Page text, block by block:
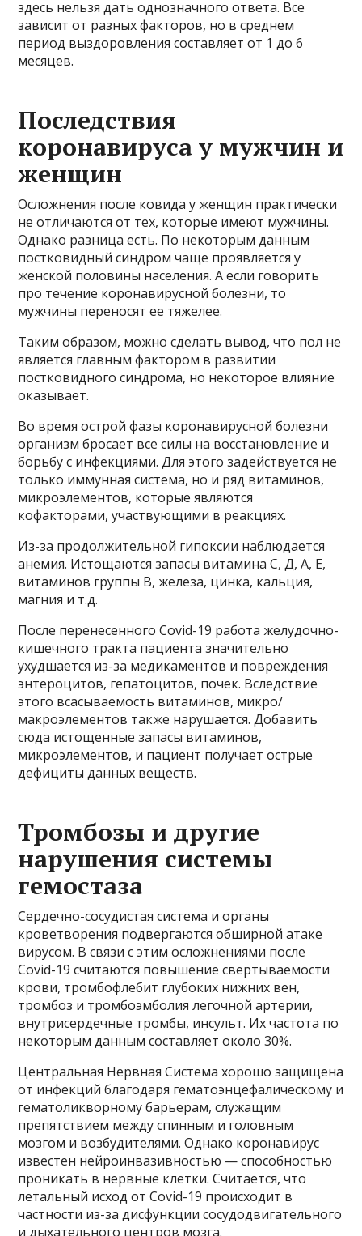
здесь нельзя дать однозначного ответа. Все
зависит от разных факторов, но в среднем
период выздоровления составляет от 1 до 6
месяцев.
Последствия
коронавируса у мужчин и
женщин
Осложнения после ковида у женщин практически
не отличаются от тех, которые имеют мужчины.
Однако разница есть. По некоторым данным
постковидный синдром чаще проявляется у
женской половины населения. А если говорить
про течение коронавирусной болезни, то
мужчины переносят ее тяжелее.
Таким образом, можно сделать вывод, что пол не
является главным фактором в развитии
постковидного синдрома, но некоторое влияние
оказывает.
Во время острой фазы коронавирусной болезни
организм бросает все силы на восстановление и
борьбу с инфекциями. Для этого задействуется не
только иммунная система, но и ряд витаминов,
микроэлементов, которые являются
кофакторами, участвующими в реакциях.
Из-за продолжительной гипоксии наблюдается
анемия. Истощаются запасы витамина С, Д, А, Е,
витаминов группы В, железа, цинка, кальция,
магния и т.д.
После перенесенного Covid-19 работа желудочно-
кишечного тракта пациента значительно
ухудшается из-за медикаментов и повреждения
энтероцитов, гепатоцитов, почек. Вследствие
этого всасываемость витаминов, микро/
макроэлементов также нарушается. Добавить
сюда истощенные запасы витаминов,
микроэлементов, и пациент получает острые
дефициты данных веществ.
Тромбозы и другие
нарушения системы
гемостаза
Сердечно-сосудистая система и органы
кроветворения подвергаются обширной атаке
вирусом. В связи с этим осложнениями после
Covid-19 считаются повышение свертываемости
крови, тромбофлебит глубоких нижних вен,
тромбоз и тромбоэмболия легочной артерии,
внутрисердечные тромбы, инсульт. Их частота по
некоторым данным составляет около 30%.
Центральная Нервная Система хорошо защищена
от инфекций благодаря гематоэнцефалическому и
гематоликворному барьерам, служащим
препятствием между спинным и головным
мозгом и возбудителями. Однако коронавирус
известен нейроинвазивностью — способностью
проникать в нервные клетки. Считается, что
летальный исход от Covid-19 происходит в
частности из-за дисфункции сосудодвигательного
и дыхательного центров мозга.